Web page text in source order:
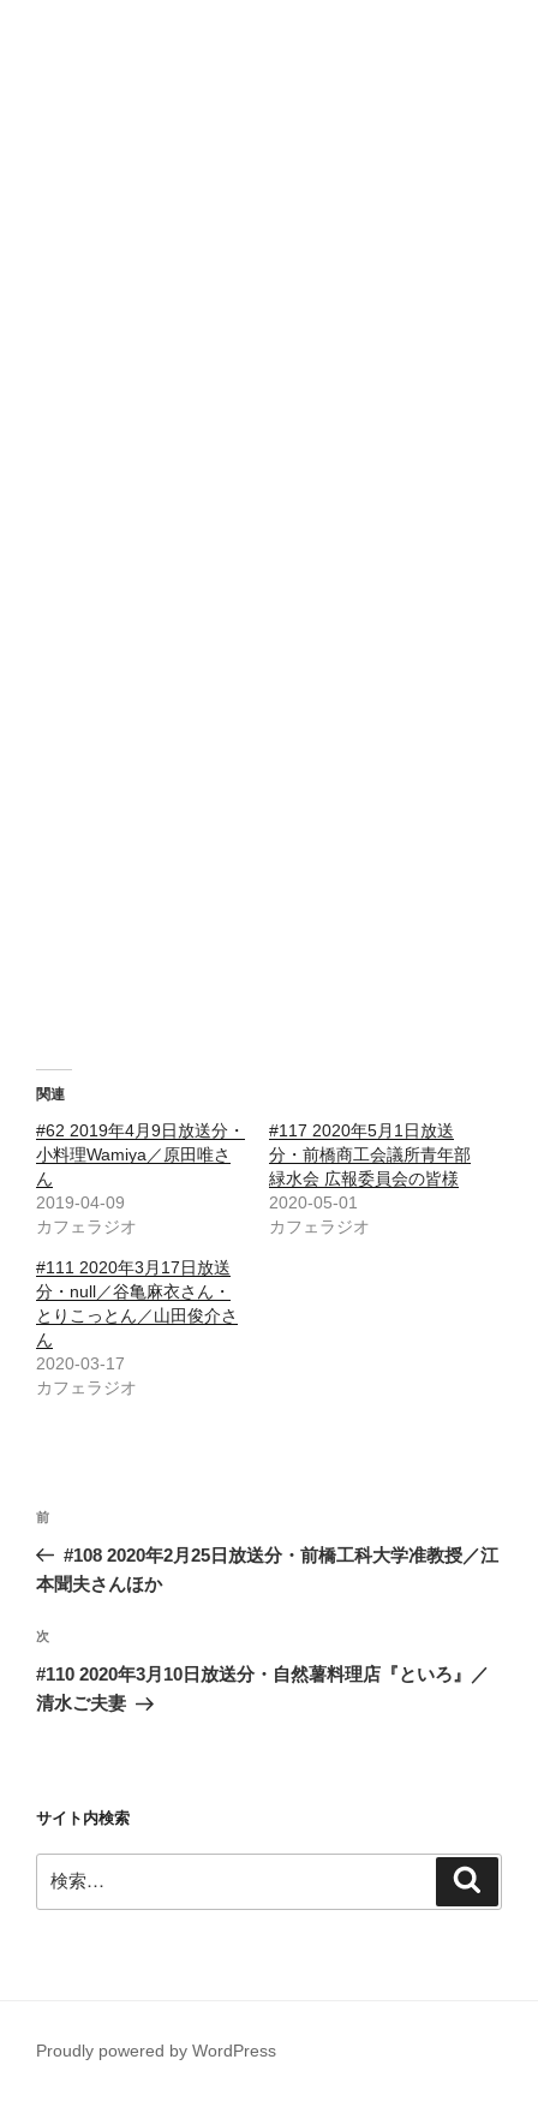
関連
#62 2019年4月9日放送分・
小料理Wamiya／原田唯さ
ん
2019-04-09
カフェラジオ
#117 2020年5月1日放送
分・前橋商工会議所青年部
緑水会 広報委員会の皆様
2020-05-01
カフェラジオ
#111 2020年3月17日放送
分・null／谷亀麻衣さん・
とりこっとん／山田俊介さ
ん
2020-03-17
カフェラジオ
投
ナ
ゲ
ー
シ
前
の
投
前
#108 2020年2月25日放送分・前橋工科大学准教授／江
本聞夫さんほか
次
の
投
次
#110 2020年3月10日放送分・自然薯料理店『といろ』／
清水ご夫妻
サイト内検索
索:
Proudly powered by WordPress